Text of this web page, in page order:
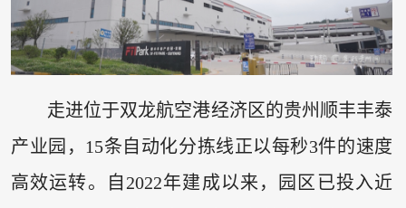
走进位于双龙航空港经济区的贵州顺丰丰泰
产业园，15条自动化分拣线正以每秒3件的速度
高效运转。自2022年建成以来，园区已投入近